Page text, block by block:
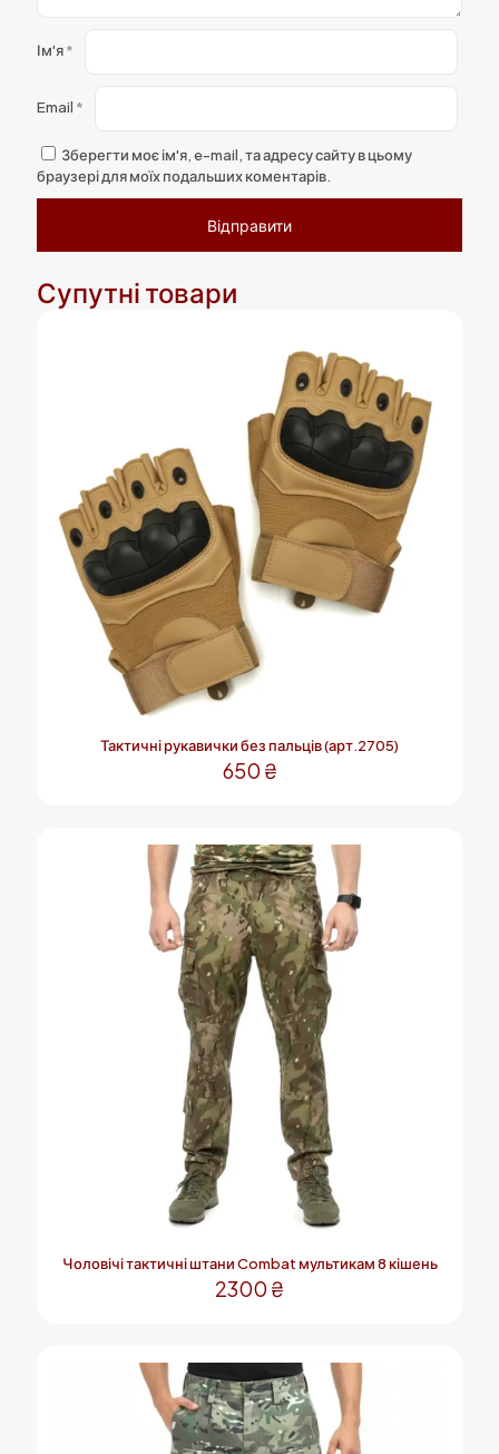
Ім'я*
Email *
Зберегти моє ім'я, e-mail, та адресу сайту в цьому
браузері для моїх подальших коментарів.
Супутні товари
Тактичні рукавички без пальців (арт.2705)
650 ₴
кілька
варіантів.
Параметри
можна
вибрати
на
сторінці
товару
Чоловічі тактичні штани Combat мультикам 8 кішень
2300 ₴